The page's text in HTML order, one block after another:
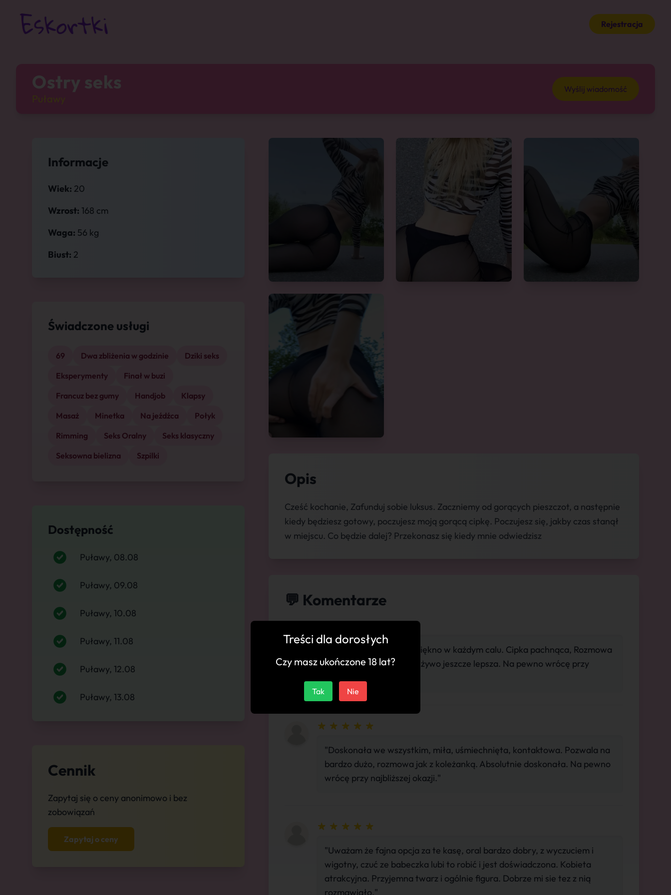
Rejestracja
Ostry seks Wyślij wiadomość
Informacje
Wiek: 20
Wzrost: 168 cm
Waga: 56 kg
Biust: 2
Świadczone usługi
69 Dwa zbliżenia w godzinie
Dziki seks
Eksperymenty
Finał w buzi
Francuz bez gumy
Handjob
Klapsy
Masaż
Minetka Na jeźdźca
Połyk
Rimming
Seks Oralny
Seks klasyczny
Seksowna bielizna
Szpilki
Dostępność
Puławy, 08.08
Puławy, 09.08
Puławy, 10.08
Puławy, 11.08
Puławy, 12.08
Puławy, 13.08
Cennik
Zapytaj się o ceny anonimowo i bez
zobowiązań
Zapytaj o ceny
Opis
Cześć kochanie, Zafunduj sobie luksus. Zaczniemy od gorących pieszczot, a następnie
kiedy będziesz gotowy, poczujesz moją gorącą cipkę. Poczujesz się, jakby czas stanął
w miejscu. Co będzie dalej? Przekonasz się kiedy mnie odwiedzisz
💬 Komentarze
"Bardzo sympatyczna, Piękno w każdym calu. Cipka pachnąca, Rozmowa
jak z dobrą znajomą. Na żywo jeszcze lepsza. Na pewno wrócę przy
"Doskonała we wszystkim, miła, uśmiechnięta, kontaktowa. Pozwala na
bardzo dużo, rozmowa jak z koleżanką. Absolutnie doskonała. Na pewno
wrócę przy najbliższej okazji."
"Uważam że fajna opcja za te kasę, oral bardzo dobry, z wyczuciem i
wigotny, czuć ze babeczka lubi to robić i jest doświadczona. Kobieta
atrakcyjna. Przyjemna twarz i ogólnie figura. Dobrze mi sie tez z nią
rozmawiało."
Treści dla dorosłych
Czy masz ukończone 18 lat?
Tak Nie